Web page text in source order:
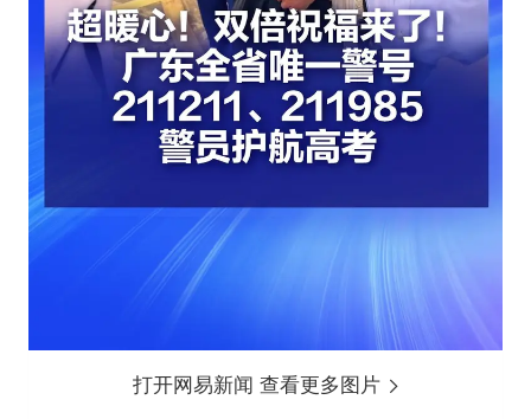
打开网易新闻 查看更多图片